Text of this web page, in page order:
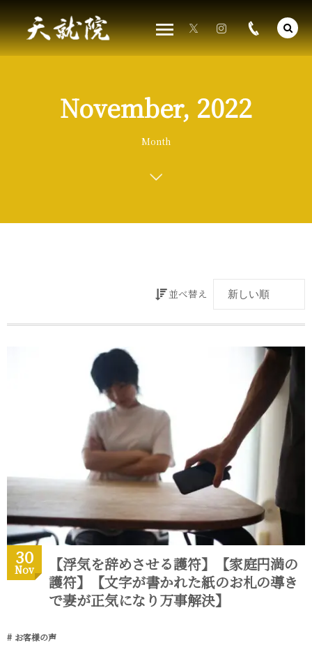
November, 2022
Month
並べ替え
30
Nov
【浮気を辞めさせる護符】【家庭円満の
護符】【文字が書かれた紙のお札の導き
で妻が正気になり万事解決】
お客様の声